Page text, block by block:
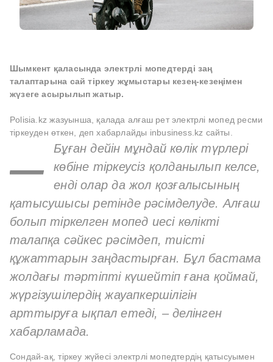
Шымкент қаласында электрлі мопедтерді заң
талаптарына сай тіркеу жұмыстары кезең-кезеңімен
жүзеге асырылып жатыр.
Polisia.kz жазуынша, қалада алғаш рет электрлі мопед ресми
тіркеуден өткен, деп хабарлайды inbusiness.kz сайты.
–
Бұған дейін мұндай көлік түрлері
көбіне тіркеусіз қолданылып келсе,
енді олар да жол қозғалысының
қатысушысы ретінде рәсімделуде. Алғаш
болып тіркелген мопед иесі көлікті
талапқа сәйкес рәсімдеп, тиісті
құжаттарын заңдастырған. Бұл бастама
жолдағы тәртіпті күшейтіп ғана қоймай,
жүргізушілердің жауапкершілігін
арттыруға ықпал етеді, – делінген
хабарламада.
Сондай-ақ, тіркеу жүйесі электрлі мопедтердің қатысуымен